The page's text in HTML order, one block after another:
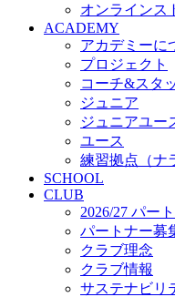
応援プロジェ
オンラインス
ACADEMY
アカデミーに
プロジェクト
コーチ&スタ
ジュニア
ジュニアユー
ユース
練習拠点（ナ
SCHOOL
CLUB
2026/27 パー
パートナー募
クラブ理念
クラブ情報
サステナビリ